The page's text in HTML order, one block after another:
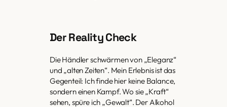
Der Reality Check
Die Händler schwärmen von „Eleganz“
und „alten Zeiten“. Mein Erlebnis ist das
Gegenteil: Ich finde hier keine Balance,
sondern einen Kampf. Wo sie „Kraft“
sehen, spüre ich „Gewalt“. Der Alkohol